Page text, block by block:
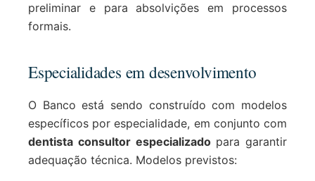
preliminar e para absolvições em processos
formais.
Especialidades em desenvolvimento
O Banco está sendo construído com modelos
específicos por especialidade, em conjunto com
dentista consultor especializadopara garantir
adequação técnica. Modelos previstos: